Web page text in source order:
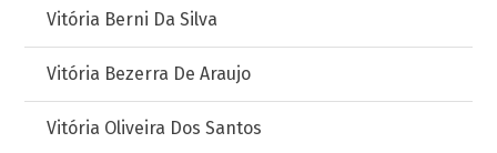
Vitória Berni Da Silva
Vitória Bezerra De Araujo
Vitória Oliveira Dos Santos